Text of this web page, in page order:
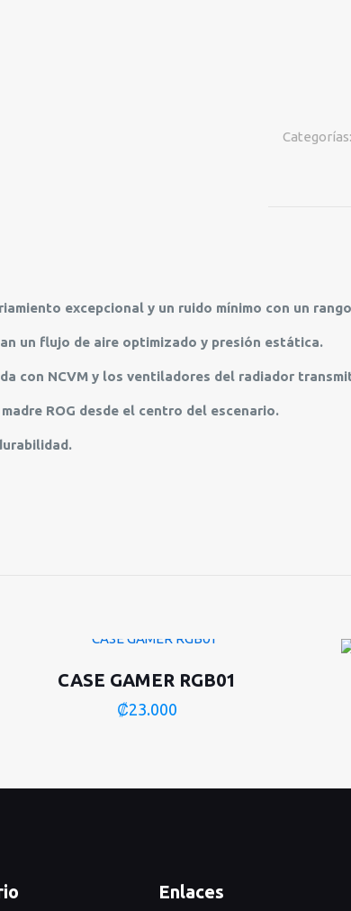
360Categorías:
excepcional y un ruido mínimo con un
un flujo de aire optimizado y presión estática.
con NCVM y los ventiladores del radiador
ROG desde el centro del escenario.
CASE GAMER RGB01
₡23.000
Enlaces